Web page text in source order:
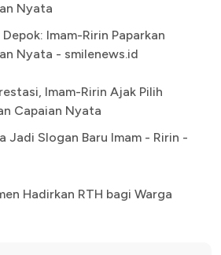
Nyata
Imam-Ririn Paparkan
Nyata - smilenews.id
Imam-Ririn Ajak Pilih
Capaian Nyata
Jadi Slogan Baru Imam - Ririn -
Hadirkan RTH bagi Warga